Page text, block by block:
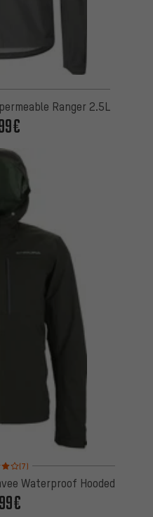
Ranger 2.5L
media: 4 de 5 basada en 7 reseñas
(7)
Waterproof Hooded